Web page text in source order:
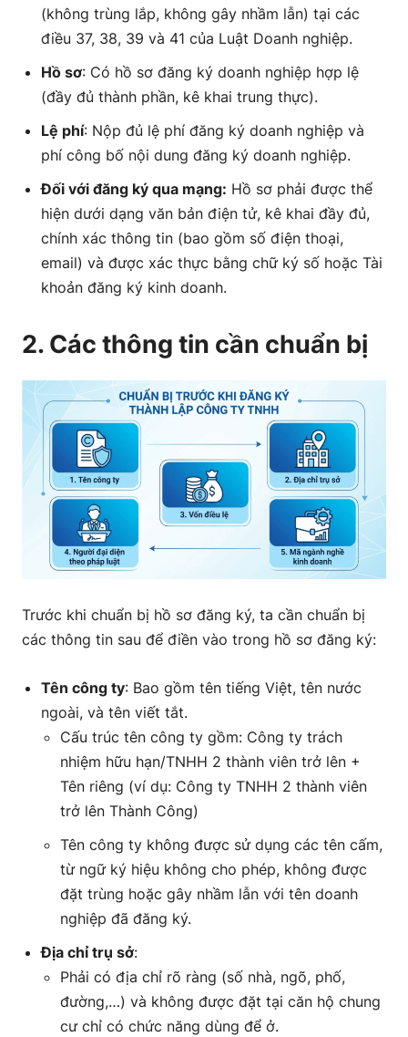
(không trùng lắp, không gây nhầm lẫn) tại các
điều 37, 38, 39 và 41 của Luật Doanh nghiệp.
Hồ sơ: Có hồ sơ đăng ký doanh nghiệp hợp lệ
(đầy đủ thành phần, kê khai trung thực).
Lệ phí: Nộp đủ lệ phí đăng ký doanh nghiệp và
phí công bố nội dung đăng ký doanh nghiệp.
Đối với đăng ký qua mạng: Hồ sơ phải được thể
hiện dưới dạng văn bản điện tử, kê khai đầy đủ,
chính xác thông tin (bao gồm số điện thoại,
email) và được xác thực bằng chữ ký số hoặc Tài
khoản đăng ký kinh doanh.
2. Các thông tin cần chuẩn bị
Trước khi chuẩn bị hồ sơ đăng ký, ta cần chuẩn bị
các thông tin sau để điền vào trong hồ sơ đăng ký:
Tên công ty: Bao gồm tên tiếng Việt, tên nước
ngoài, và tên viết tắt.
Cấu trúc tên công ty gồm: Công ty trách
nhiệm hữu hạn/TNHH 2 thành viên trở lên +
Tên riêng (ví dụ: Công ty TNHH 2 thành viên
trở lên Thành Công)
Tên công ty không được sử dụng các tên cấm,
từ ngữ ký hiệu không cho phép, không được
đặt trùng hoặc gây nhầm lẫn với tên doanh
nghiệp đã đăng ký.
Địa chỉ trụ sở:
Phải có địa chỉ rõ ràng (số nhà, ngõ, phố,
đường,…) và không được đặt tại căn hộ chung
cư chỉ có chức năng dùng để ở.